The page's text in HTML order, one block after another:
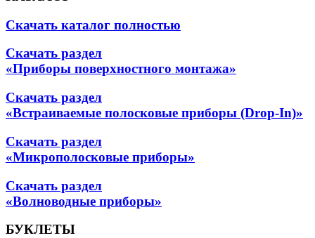
Скачать каталог полностью
Скачать раздел
«Приборы поверхностного монтажа»
Скачать раздел
«Встраиваемые полосковые приборы (Drop-In)»
Скачать раздел
«Микрополосковые приборы»
Скачать раздел
«Волноводные приборы»
БУКЛЕТЫ